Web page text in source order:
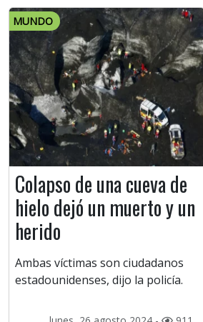
MUNDO
Colapso de una cueva de
hielo dejó un muerto y un
herido
Ambas víctimas son ciudadanos
estadounidenses, dijo la policía.